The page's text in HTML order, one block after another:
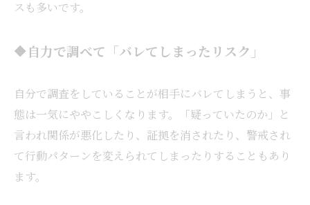
スも多いです。
🔶自力で調べて「バレてしまったリスク」
自分で調査をしていることが相手にバレてしまうと、事
態は一気にややこしくなります。「疑っていたのか」と
言われ関係が悪化したり、証拠を消されたり、警戒され
て行動パターンを変えられてしまったりすることもあり
ます。